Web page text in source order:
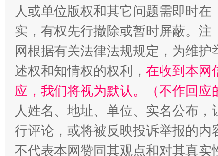
人或单位版权和其它问题需即时在
实，有权先行撤除或暂时屏蔽。
网根据有关法律法规规定，为维
述权和知情权的权利， 在收到本网
应，我们将视为默认。（不作回应
人姓名、地址、单位、实名公布
行评论，或将被反映投诉举报的
不代表本网赞同其观点和对其真实